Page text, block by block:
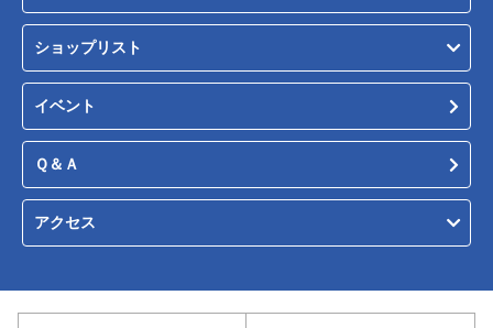
ショップリスト
イベント
Ｑ＆Ａ
アクセス